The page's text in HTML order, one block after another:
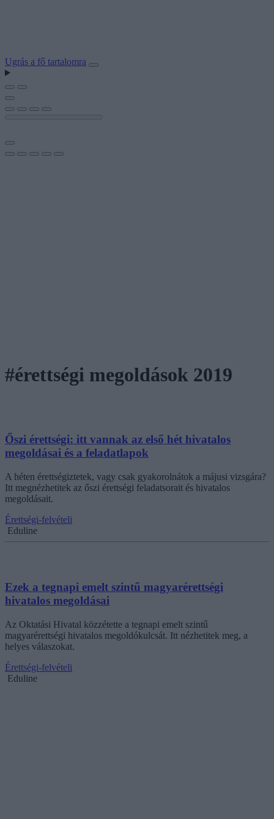
Ugrás a fő tartalomra
#érettségi megoldások 2019
Őszi érettségi: itt vannak az első hét hivatalos
megoldásai és a feladatlapok
A héten érettségiztetek, vagy csak gyakorolnátok a májusi vizsgára?
Itt megnézhetitek az őszi érettségi feladatsorait és hivatalos
megoldásait.
Érettségi-felvételi
Eduline
Ezek a tegnapi emelt szintű magyarérettségi
hivatalos megoldásai
Az Oktatási Hivatal közzétette a tegnapi emelt szintű
magyarérettségi hivatalos megoldókulcsát. Itt nézhetitek meg, a
helyes válaszokat.
Érettségi-felvételi
Eduline